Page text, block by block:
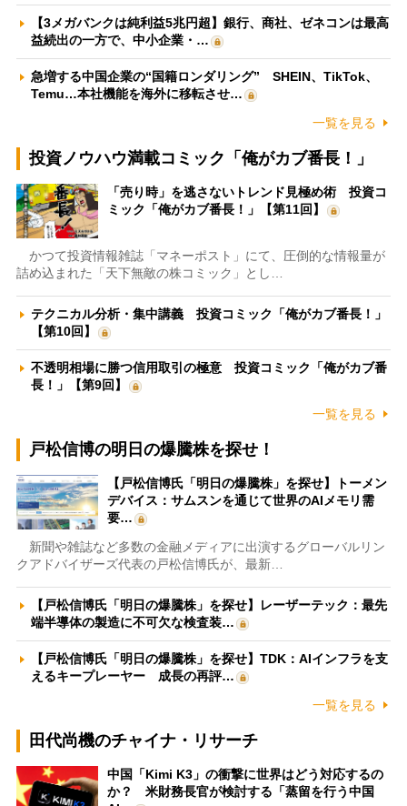
【3メガバンクは純利益5兆円超】銀行、商社、ゼネコンは最高
益続出の一方で、中小企業・…
急増する中国企業の“国籍ロンダリング” SHEIN、TikTok、
Temu…本社機能を海外に移転させ…
一覧を見る
投資ノウハウ満載コミック「俺がカブ番長！」
「売り時」を逃さないトレンド見極め術 投資コ
ミック「俺がカブ番長！」【第11回】
かつて投資情報雑誌「マネーポスト」にて、圧倒的な情報量が
詰め込まれた「天下無敵の株コミック」とし…
テクニカル分析・集中講義 投資コミック「俺がカブ番長！」
【第10回】
不透明相場に勝つ信用取引の極意 投資コミック「俺がカブ番
長！」【第9回】
一覧を見る
戸松信博の明日の爆騰株を探せ！
【戸松信博氏「明日の爆騰株」を探せ】トーメン
デバイス：サムスンを通じて世界のAIメモリ需
要…
新聞や雑誌など多数の金融メディアに出演するグローバルリン
クアドバイザーズ代表の戸松信博氏が、最新…
【戸松信博氏「明日の爆騰株」を探せ】レーザーテック：最先
端半導体の製造に不可欠な検査装…
【戸松信博氏「明日の爆騰株」を探せ】TDK：AIインフラを支
えるキープレーヤー 成長の再評…
一覧を見る
田代尚機のチャイナ・リサーチ
中国「Kimi K3」の衝撃に世界はどう対応するの
か？ 米財務長官が検討する「蒸留を行う中国